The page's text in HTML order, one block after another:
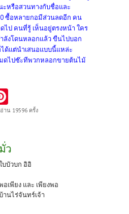
ะหรือสวนทางกับชื่อและ
ซื้อหลายกอมีส่วนลดอีก คน
ไป คนที่รู้ เห็นอยู่ตรงหน้า ใคร
ลังโดนหลอกแล้ว ขืนไปบอก
ด้แต่นำเสนอแบบนี้แหล่ะ
มดไปซ๊ะทีพวกหลอกขายต้นไม้
nt
es
t
อ่าน 19596 ครั้ง
มั่ว
บบัวบก อิอิ
อเพียง และ เพียงพอ
านไร่จันทร์เจ้า